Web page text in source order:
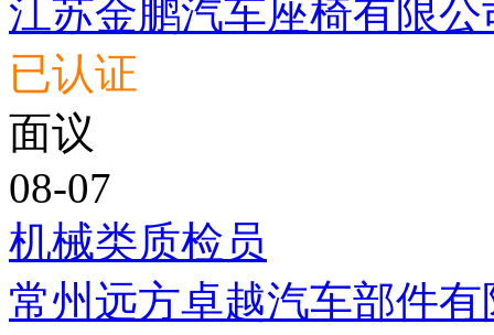
江苏金鹏汽车座椅有限公
已认证
面议
08-07
机械类质检员
常州远方卓越汽车部件有